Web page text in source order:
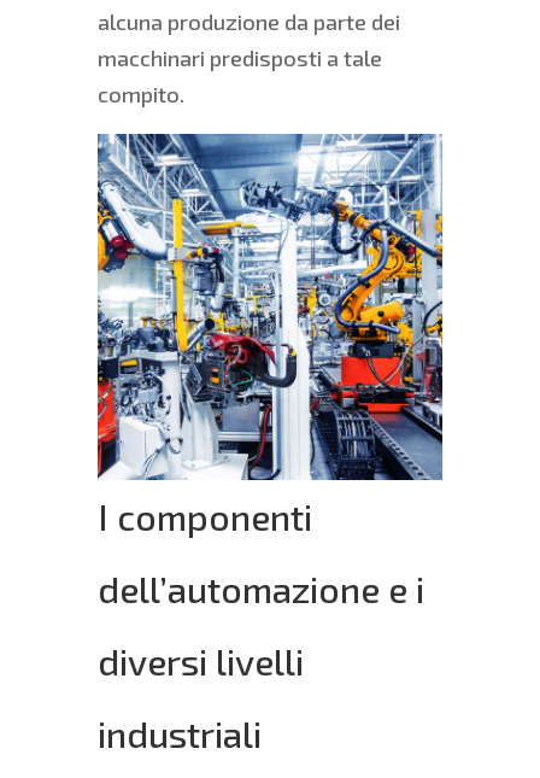
alcuna produzione da parte dei
macchinari predisposti a tale
compito.
I componenti
dell’automazione e i
diversi livelli
industriali